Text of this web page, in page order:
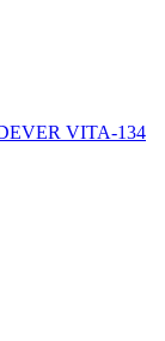
VITA-134